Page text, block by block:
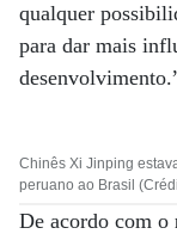
qualquer
para dar mais
Chinês Xi Jinping
peruano ao Brasil
De acordo com o